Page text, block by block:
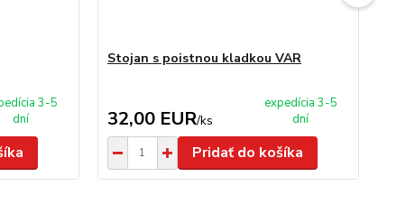
3-5
dní
Stojan s poistnou kladkou VAR
32,00 EUR/ks
expedícia 3-5
dní
Pridať do košíka